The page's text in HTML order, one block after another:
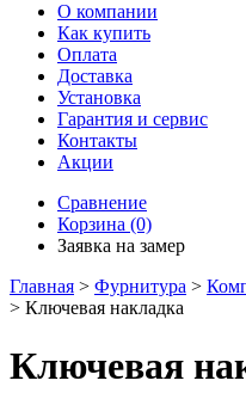
О компании
Как купить
Оплата
Доставка
Установка
Гарантия и сервис
Контакты
Акции
Сравнение
Корзина (0)
Заявка на замер
Главная > Фурнитура >
> Ключевая накладка
Ключевая